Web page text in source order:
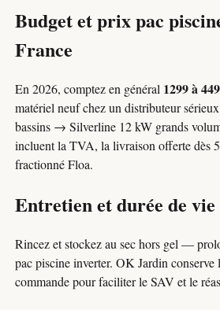
Budget et prix pac
France
En 2026, comptez en général 1299 à
matériel neuf chez un distributeur
bassins → Silverline 12 kW grands
incluent la TVA, la livraison offerte dès
fractionné Floa.
Entretien et durée de vie
Rincez et stockez au sec hors gel —
pac piscine inverter. OK Jardin
commande pour faciliter le SAV et le